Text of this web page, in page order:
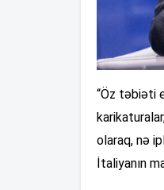
“Öz təbiəti
olaraq, nə
İtaliyanın